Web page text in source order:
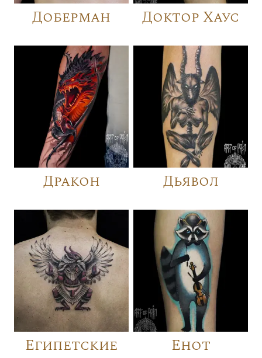
Доберман Доктор Хаус
Дракон Дьявол
Египетские Енот